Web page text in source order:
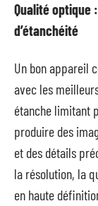
Qualité optique
d’étanchéité
Un bon appareil
avec les
étanche limitant
produire des
et des détails
la résolution, la
en haute